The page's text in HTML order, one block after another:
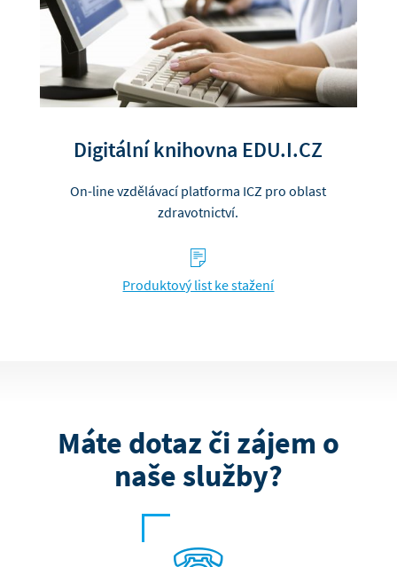
Digitální knihovna EDU.I.CZ
On-line vzdělávací platforma ICZ pro oblast
zdravotnictví.
s
Produktový list ke stažení
Máte dotaz či zájem o
naše služby?